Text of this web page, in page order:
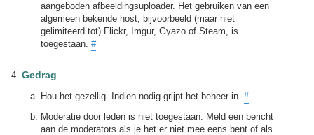
aangeboden afbeeldingsuploader. Het gebruiken van een
algemeen bekende host, bijvoorbeeld (maar niet
gelimiteerd tot) Flickr, Imgur, Gyazo of Steam, is
toegestaan. #
Gedrag
Hou het gezellig. Indien nodig grijpt het beheer in. #
Moderatie door leden is niet toegestaan. Meld een bericht
aan de moderators als je het er niet mee eens bent of als